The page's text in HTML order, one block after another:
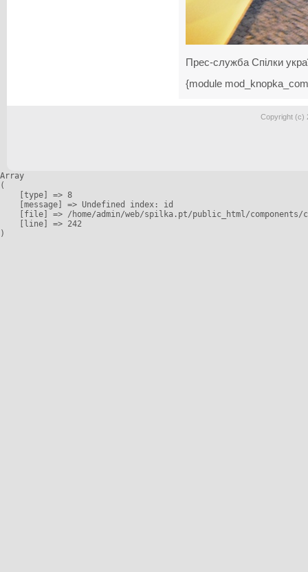
Прес-служба Спілки
{module
Copyright (c)
Array
(
    [type] => 8
    [message] => Undefined index: id
[file] => /home/admin/web/spilka.pt/public_html/
    [line] => 242